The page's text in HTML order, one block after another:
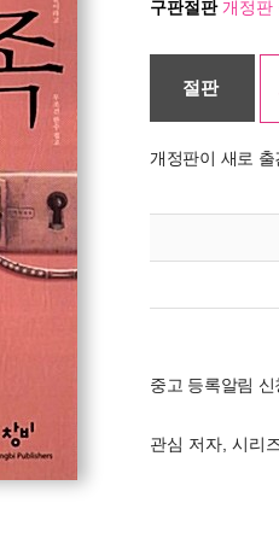
구판절판개정판
절판
개정판이 새로 출
중고 등록알림 신
관심 저자, 시리